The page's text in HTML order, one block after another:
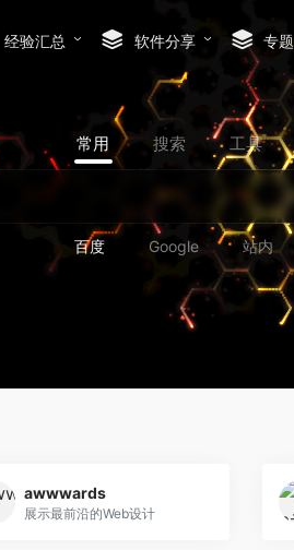
经验汇总 软件分享 专题
常用 搜索 工具
百度 Google 站内
awwwards
展示最前沿的Web设计